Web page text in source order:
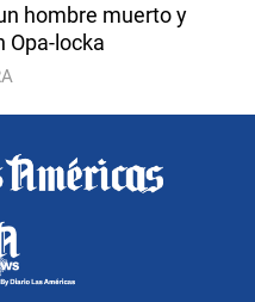
hombre muerto y
Opa-locka